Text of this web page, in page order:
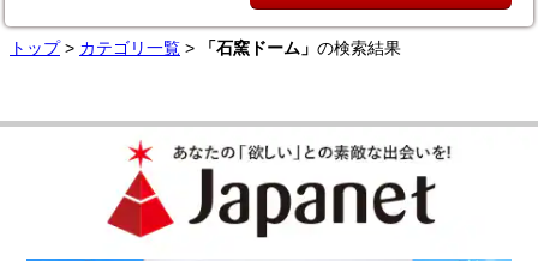
トップ> カテゴリ一覧 > 「石窯ドーム」 の検索結果